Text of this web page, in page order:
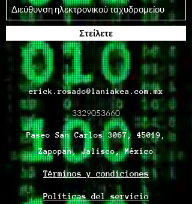
Στείλετε
erick.rosado@laniakea.com.mx
3329053660
Paseo San Carlos 3067, 45019,
Zapopan, Jalisco, México
Términos y condiciones
Políticas del servicio